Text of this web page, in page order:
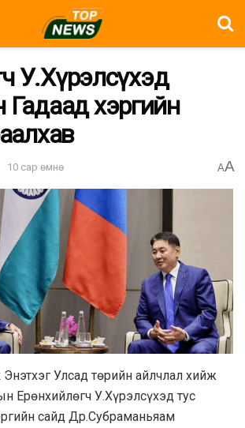
У.Хүрэлсүхэд
хэргийн
10 сар өмнө AA
Улсад төрийн айлчлал хийж
Ерөнхийлөгч У.Хүрэлсүхэд тус
сайд Др.Субраманьяам